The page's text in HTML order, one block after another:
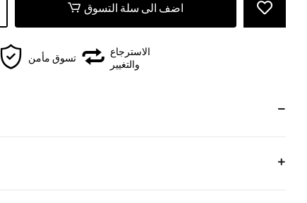
اضف الى سلة التسوق
تسوق مأمن
الاسترجاع
والتغيير